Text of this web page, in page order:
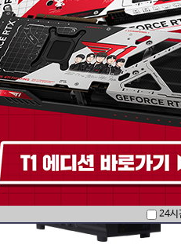
PC 영상편집/방송용
24시